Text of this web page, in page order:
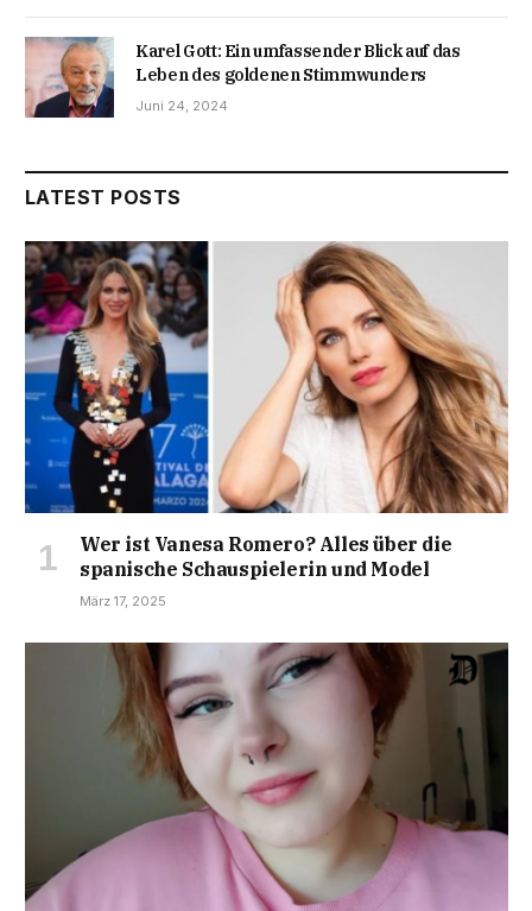
Karel Gott: Ein umfassender Blick auf das
Leben des goldenen Stimmwunders
Juni 24, 2024
LATEST POSTS
Wer ist Vanesa Romero? Alles über die
spanische Schauspielerin und Model
März 17, 2025